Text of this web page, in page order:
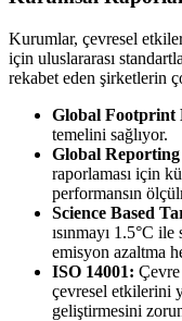
Kurumlar, çevresel
için uluslararası
rekabet eden şirketlerin
Global Footprint
temelini sağlıyor.
Global
raporlaması için
performansın
Science Based
ısınmayı 1.5°C
emisyon azaltma
ISO 14001: Çevre
çevresel etkilerini
geliştirmesini